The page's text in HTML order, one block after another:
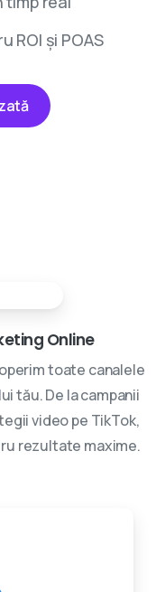
ROI și POAS
Online
toate canalele
tău. De la campanii
video pe TikTok,
rezultate maxime.